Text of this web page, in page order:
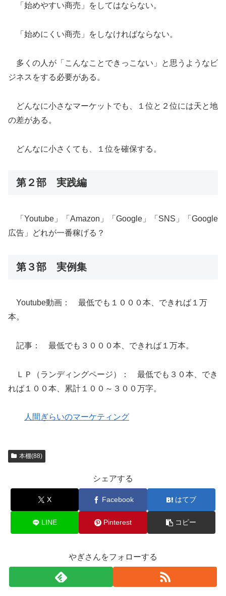
「始めやすい商売」をしてはならない。
「始めにくい商売」をしなければならない。
多くの人が「こんなことできっこない」と思うようなビ
ジネスをする必要がある。
どんなに小さなマーケットでも、１位と２位には天と地
の差がある。
どんなに小さくても、１位を確保する。
第２部 実践編
「Youtube」「Amazon」「Google」「SNS」「Google
広告」どれが一番稼げる？
第３部 実例集
Youtube動画： 最低でも１０００本、できれば１万
本。
記事： 最低でも３０００本、できれば１万本。
ＬＰ（ランディングページ）： 最低でも３０本、でき
れば１００本、累計１００～３００万字。
人間ぎらいのマーケティング
本棚(88)
シェアする
X Facebook はてブ
LINE Pinterest コピー
やぎさんをフォローする